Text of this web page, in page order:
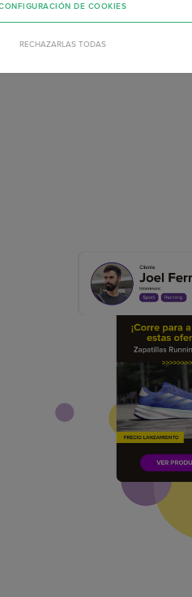
RECHAZARLAS TODAS
DE COOKIES